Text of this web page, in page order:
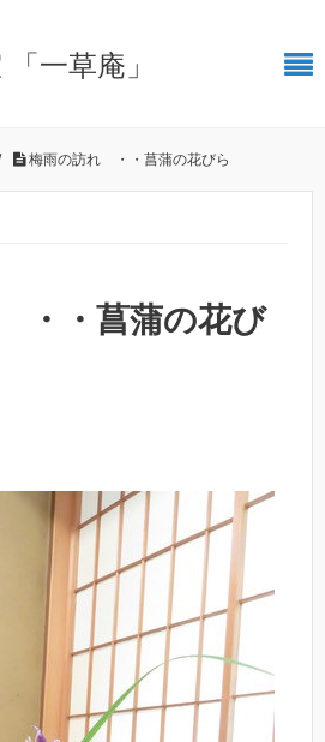
一草庵」
梅雨の訪れ ・・菖蒲の花びら
・・菖蒲の花び